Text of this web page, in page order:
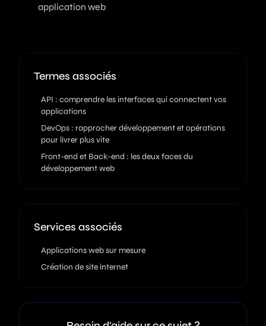
application web
Termes associés
API : comprendre les interfaces qui connectent vos
applications
DevOps : rapprocher développement et opérations
pour livrer plus vite
Front-end et Back-end : les deux faces du
développement web
Services associés
Applications web sur mesure
Création de site internet